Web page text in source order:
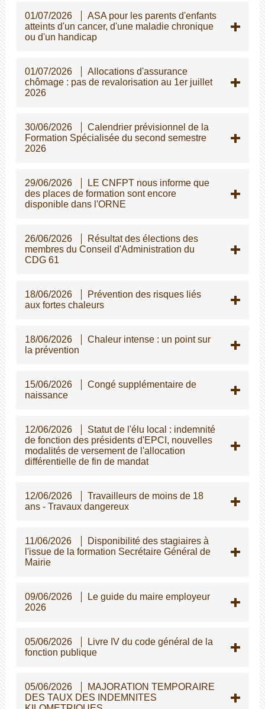
01/07/2026
ASA pour les parents d'enfants
atteints d'un cancer, d'une maladie chronique
ou d'un handicap
01/07/2026
Allocations d'assurance
chômage : pas de revalorisation au 1er juillet
2026
30/06/2026
Calendrier prévisionnel de la
Formation Spécialisée du second semestre
2026
29/06/2026
LE CNFPT nous informe que
des places de formation sont encore
disponible dans l'ORNE
26/06/2026
Résultat des élections des
membres du Conseil d'Administration du
CDG 61
18/06/2026
Prévention des risques liés
aux fortes chaleurs
18/06/2026
Chaleur intense : un point sur
la prévention
15/06/2026
Congé supplémentaire de
naissance
12/06/2026
Statut de l'élu local : indemnité
de fonction des présidents d'EPCI, nouvelles
modalités de versement de l'allocation
différentielle de fin de mandat
12/06/2026
Travailleurs de moins de 18
ans - Travaux dangereux
11/06/2026
Disponibilité des stagiaires à
l'issue de la formation Secrétaire Général de
Mairie
09/06/2026
Le guide du maire employeur
2026
05/06/2026
Livre IV du code général de la
fonction publique
05/06/2026
MAJORATION TEMPORAIRE
DES TAUX DES INDEMNITES